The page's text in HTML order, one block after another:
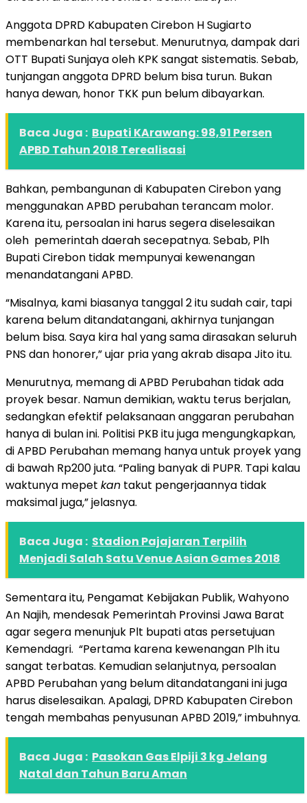
Anggota DPRD Kabupaten Cirebon H Sugiarto
membenarkan hal tersebut. Menurutnya, dampak dari
OTT Bupati Sunjaya oleh KPK sangat sistematis. Sebab,
tunjangan anggota DPRD belum bisa turun. Bukan
hanya dewan, honor TKK pun belum dibayarkan.
Baca Juga : Bupati KArawang: 98,91 Persen
APBD Tahun 2018 Terealisasi
Bahkan, pembangunan di Kabupaten Cirebon yang
menggunakan APBD perubahan terancam molor.
Karena itu, persoalan ini harus segera diselesaikan
oleh pemerintah daerah secepatnya. Sebab, Plh
Bupati Cirebon tidak mempunyai kewenangan
menandatangani APBD.
“Misalnya, kami biasanya tanggal 2 itu sudah cair, tapi
karena belum ditandatangani, akhirnya tunjangan
belum bisa. Saya kira hal yang sama dirasakan seluruh
PNS dan honorer,” ujar pria yang akrab disapa Jito itu.
Menurutnya, memang di APBD Perubahan tidak ada
proyek besar. Namun demikian, waktu terus berjalan,
sedangkan efektif pelaksanaan anggaran perubahan
hanya di bulan ini. Politisi PKB itu juga mengungkapkan,
di APBD Perubahan memang hanya untuk proyek yang
di bawah Rp200 juta. “Paling banyak di PUPR. Tapi kalau
waktunya mepet kan takut pengerjaannya tidak
maksimal juga,” jelasnya.
Baca Juga : Stadion Pajajaran Terpilih
Menjadi Salah Satu Venue Asian Games 2018
Sementara itu, Pengamat Kebijakan Publik, Wahyono
An Najih, mendesak Pemerintah Provinsi Jawa Barat
agar segera menunjuk Plt bupati atas persetujuan
Kemendagri. “Pertama karena kewenangan Plh itu
sangat terbatas. Kemudian selanjutnya, persoalan
APBD Perubahan yang belum ditandatangani ini juga
harus diselesaikan. Apalagi, DPRD Kabupaten Cirebon
tengah membahas penyusunan APBD 2019,” imbuhnya.
Baca Juga : Pasokan Gas Elpiji 3 kg Jelang
Natal dan Tahun Baru Aman